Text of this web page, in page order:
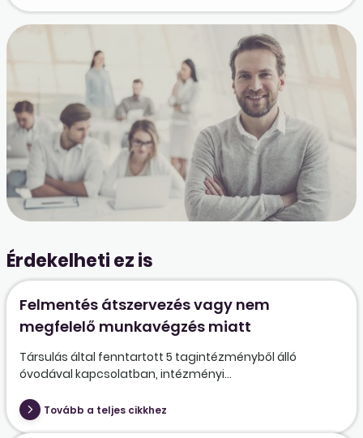
Érdekelheti ez is
Felmentés átszervezés vagy nem
megfelelő munkavégzés miatt
Társulás által fenntartott 5 tagintézményből álló
óvodával kapcsolatban, intézményi...
Tovább a teljes cikkhez